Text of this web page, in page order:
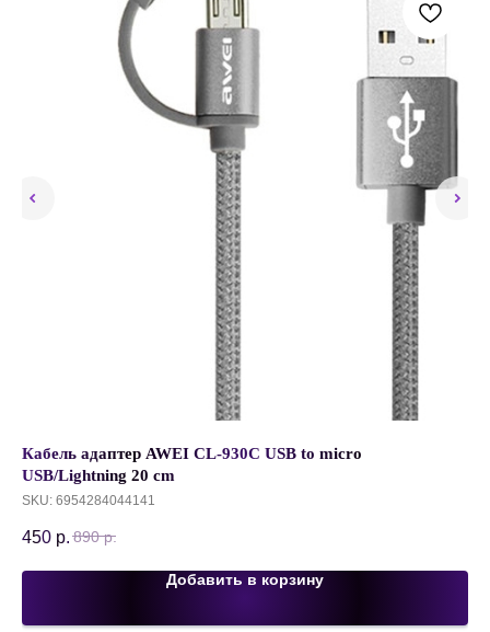
Кабель адаптер AWEI CL-930C USB to micro
USB/Lightning 20 cm
SKU: 6954284044141
450 р. 890 р.
Добавить в корзину